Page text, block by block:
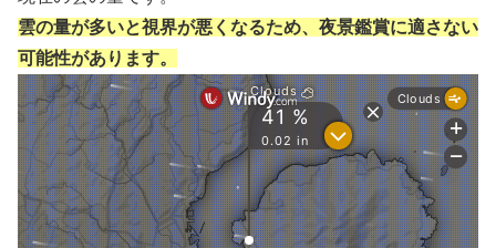
雲の量が多いと視界が悪くなるため、夜景鑑賞に適さない
可能性があります。